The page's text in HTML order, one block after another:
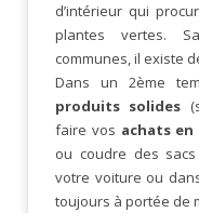
d’intérieur qui
plantes vertes.
communes, il existe
Dans un 2ème
produits solides
faire vos achats en
ou coudre des
votre voiture ou
toujours à portée de